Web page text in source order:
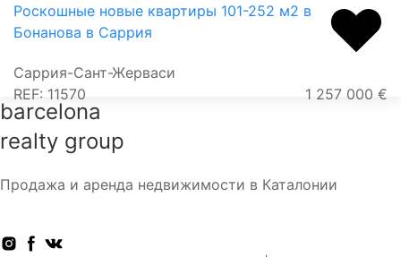
Роскошные новые квартиры 101-252 м2 в
Бонанова в Саррия
Саррия-Сант-Жерваси
REF: 11570
1 257 000 €
barcelona
realty group
Продажа и аренда недвижимости в Каталонии